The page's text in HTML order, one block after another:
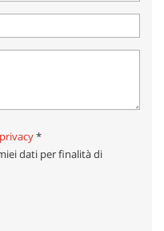
*
dati per finalità di